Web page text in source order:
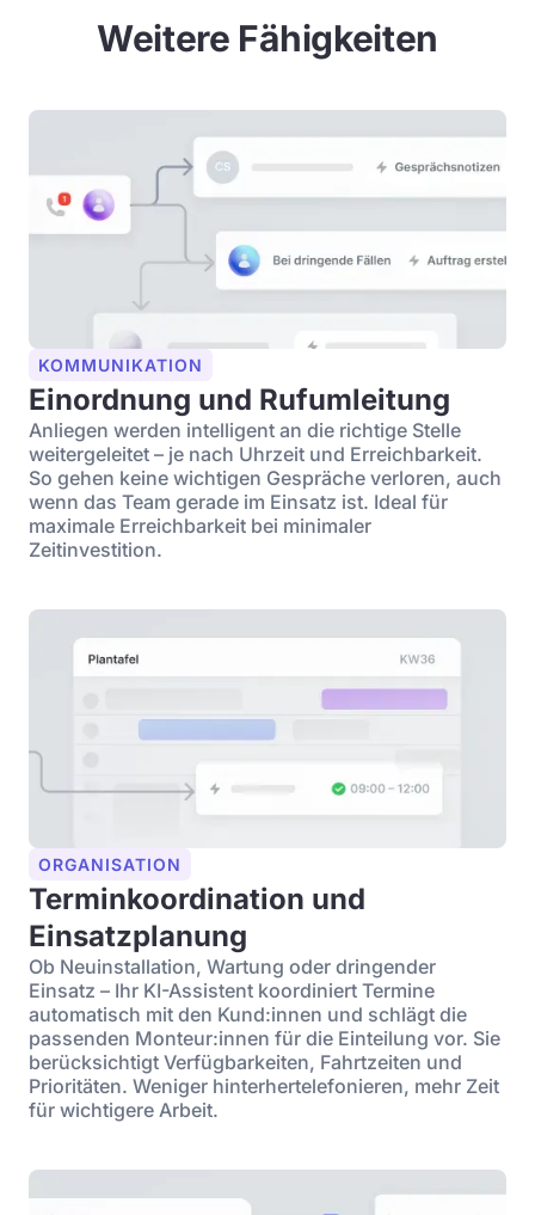
Weitere Fähigkeiten
KOMMUNIKATION
Einordnung und Rufumleitung
Anliegen werden intelligent an die richtige Stelle
weitergeleitet – je nach Uhrzeit und Erreichbarkeit.
So gehen keine wichtigen Gespräche verloren, auch
wenn das Team gerade im Einsatz ist. Ideal für
maximale Erreichbarkeit bei minimaler
Zeitinvestition.
ORGANISATION
Terminkoordination und
Einsatzplanung
Ob Neuinstallation, Wartung oder dringender
Einsatz – Ihr KI-Assistent koordiniert Termine
automatisch mit den Kund:innen und schlägt die
passenden Monteur:innen für die Einteilung vor. Sie
berücksichtigt Verfügbarkeiten, Fahrtzeiten und
Prioritäten. Weniger hinterhertelefonieren, mehr Zeit
für wichtigere Arbeit.